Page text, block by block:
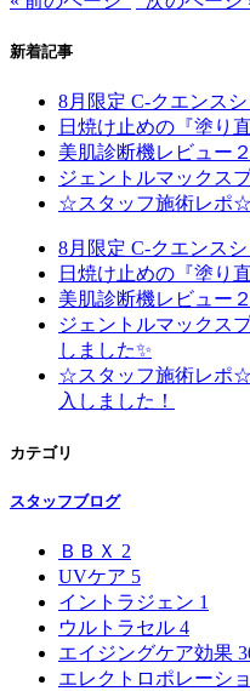
新着記事
8月限定 C-クエンスシ
日焼け止めの『塗り
美肌診断機レビュー
ジェントルマックス
☆スタッフ施術レポ☆
8月限定 C-クエンス
日焼け止めの『塗り
美肌診断機レビュー
ジェントルマックス
しました✨
☆スタッフ施術レポ☆
入しました！
カテゴリ
スタッフブログ
ＢＢＸ 2
UVケア 5
イントラジェン 1
ウルトラセル 4
エイジングケア効果
エレクトロポレーシ